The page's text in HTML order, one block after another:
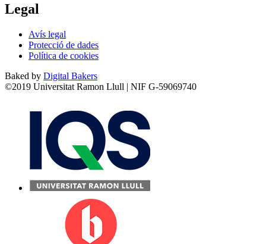
Legal
Avís legal
Protecció de dades
Política de cookies
Baked by Digital Bakers
©2019 Universitat Ramon Llull | NIF G-59069740